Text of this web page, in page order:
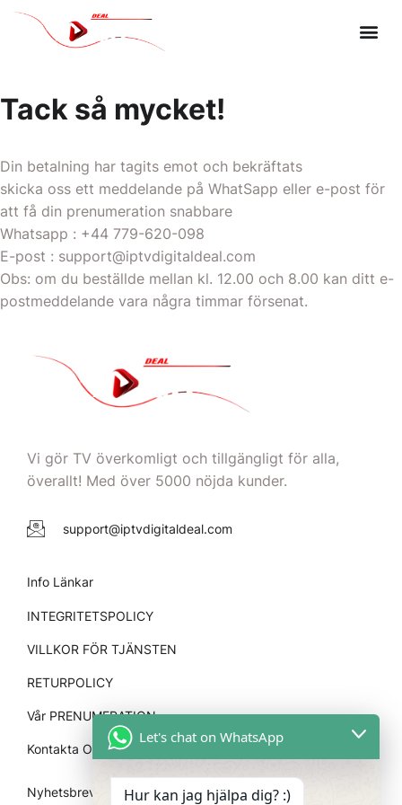
Tack så mycket!
Din betalning har tagits emot och bekräftats
skicka oss ett meddelande på WhatSapp eller e-post för
att få din prenumeration snabbare
Whatsapp : +44 779-620-098
E-post : support@iptvdigitaldeal.com
Obs: om du beställde mellan kl. 12.00 och 8.00 kan ditt e-
postmeddelande vara några timmar försenat.
Vi gör TV överkomligt och tillgängligt för alla,
överallt! Med över 5000 nöjda kunder.
support@iptvdigitaldeal.com
Info Länkar
INTEGRITETSPOLICY
VILLKOR FÖR TJÄNSTEN
RETURPOLICY
Vår PRENUMERATION
Kontakta OSS
Nyhetsbrev
Let's chat on WhatsApp
Hur kan jag hjälpa dig? :)